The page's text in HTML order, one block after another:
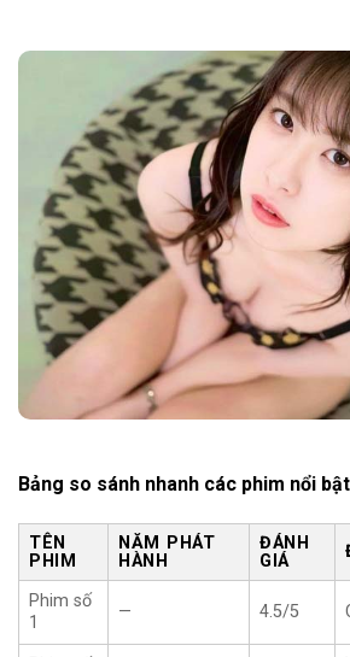
Bảng so sánh nhanh các phim nổi bật
TÊN
PHIM
NĂM PHÁT
HÀNH
ĐÁNH
GIÁ
Phim số
1
— 4.5/5